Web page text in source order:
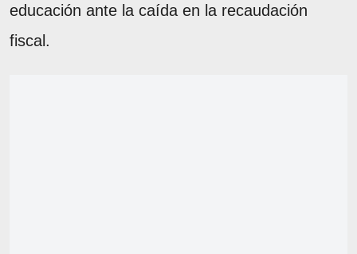
educación ante la caída en la recaudación
fiscal.